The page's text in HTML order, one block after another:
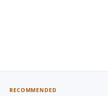
RECOMMENDED